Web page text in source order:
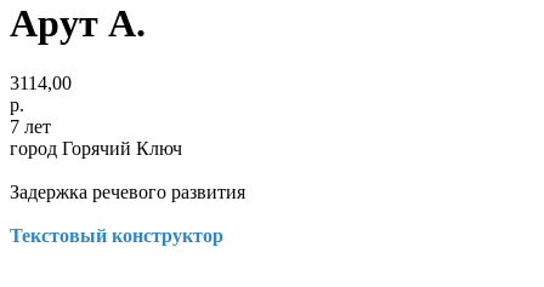
Арут А.
3114,00
р.
7 лет
город Горячий Ключ
Задержка речевого развития
Текстовый конструктор